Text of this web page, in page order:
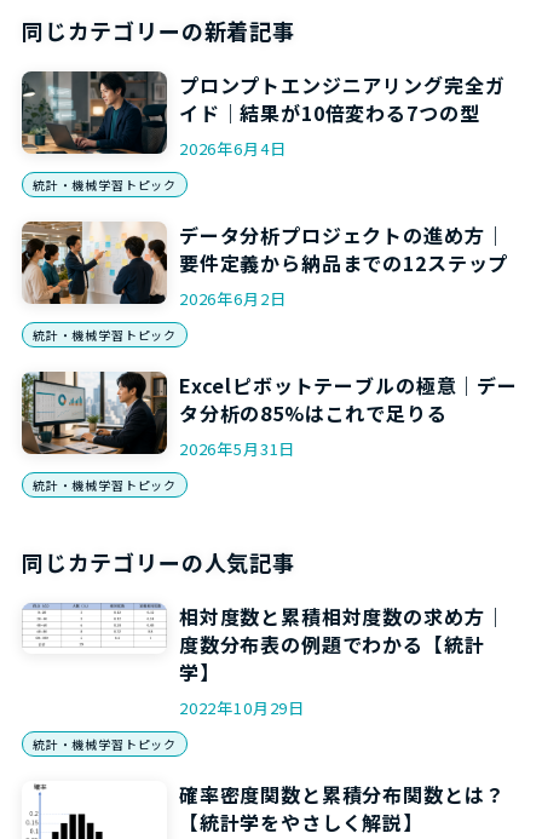
同じカテゴリーの新着記事
プロンプトエンジニアリング完全ガ
イド｜結果が10倍変わる7つの型
2026年6月4日
統計・機械学習トピック
データ分析プロジェクトの進め方｜
要件定義から納品までの12ステップ
2026年6月2日
統計・機械学習トピック
Excelピボットテーブルの極意｜デー
タ分析の85%はこれで足りる
2026年5月31日
統計・機械学習トピック
同じカテゴリーの人気記事
相対度数と累積相対度数の求め方｜
度数分布表の例題でわかる【統計
学】
2022年10月29日
統計・機械学習トピック
確率密度関数と累積分布関数とは？
【統計学をやさしく解説】